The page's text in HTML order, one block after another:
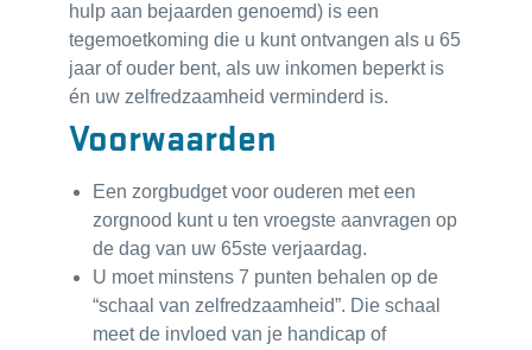
hulp aan bejaarden genoemd) is een
tegemoetkoming die u kunt ontvangen als u 65
jaar of ouder bent, als uw inkomen beperkt is
én uw zelfredzaamheid verminderd is.
Voorwaarden
Een zorgbudget voor ouderen met een
zorgnood kunt u ten vroegste aanvragen op
de dag van uw 65ste verjaardag.
U moet minstens 7 punten behalen op de
“schaal van zelfredzaamheid”. Die schaal
meet de invloed van je handicap of